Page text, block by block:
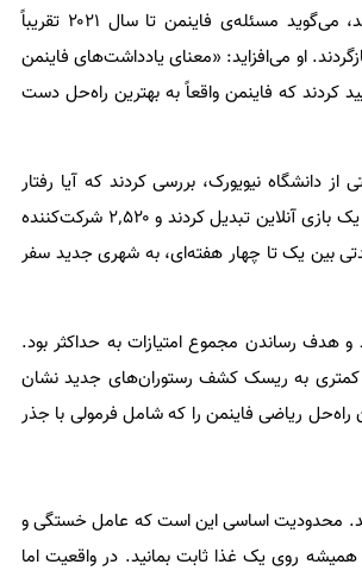
به‌گزارش نیچر، کریستین که اکنون در دانشگاه کالیفرنیا برکلی فعالیت می‌کند، می‌گوید مسئله‌ی فاینمن تا سال ۲۰۲۱ تقریباً
او می‌افزاید: «معنای یادداشت‌های فاینمن
کردند که فاینمن واقعاً به بهترین راه‌حل دست
دانشگاه نیویورک، بررسی کردند که آیا رفتار
واقعی انسان‌ها به راه‌حل ریاضی نزدیک است یا خیر. تیم معمای رستوران را به یک بازی آنلاین تبدیل کردند و ۲٬۵۲۰ شرکت‌کننده
بین یک تا چهار هفته‌ای، به شهری جدید سفر
انتخابی، عددی بین ۱ تا ۱۰۰ امتیاز می‌گرفتند و هدف رساندن مجموع امتیازات به حداکثر بود.
کمتری به ریسک کشف رستوران‌های جدید نشان
ریاضی فاینمن را که شامل فرمولی با جذر
محدودیت اساسی این است که عامل خستگی و
روی یک غذا ثابت بمانید. در واقعیت اما